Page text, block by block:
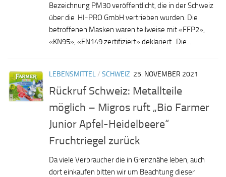
Bezeichnung PM30 veröffentlicht, die in der Schweiz
über die HI-PRO GmbH vertrieben wurden. Die
betroffenen Masken waren teilweise mit «FFP2»,
«KN95», «EN149 zertifiziert» deklariert . Die...
LEBENSMITTEL/ SCHWEIZ 25. NOVEMBER 2021
Rückruf Schweiz: Metallteile
möglich – Migros ruft „Bio Farmer
Junior Apfel-Heidelbeere“
Fruchtriegel zurück
Da viele Verbraucher die in Grenznähe leben, auch
dort einkaufen bitten wir um Beachtung dieser